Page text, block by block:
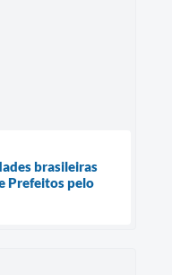
brasileiras
Prefeitos pelo